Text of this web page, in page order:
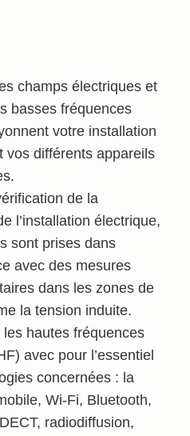
champs électriques et
basses fréquences
votre installation
vos différents appareils
de la
l’installation électrique,
sont prises dans
avec des mesures
dans les zones de
la tension induite.
les hautes fréquences
avec pour l’essentiel
concernées : la
Wi-Fi, Bluetooth,
radiodiffusion,